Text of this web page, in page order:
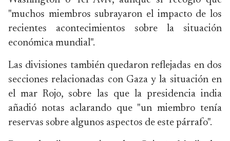
"muchos miembros subrayaron el impacto de los
recientes acontecimientos sobre la situación
económica mundial".
Las divisiones también quedaron reflejadas en dos
secciones relacionadas con Gaza y la situación en
el mar Rojo, sobre las que la presidencia india
añadió notas aclarando que "un miembro tenía
reservas sobre algunos aspectos de este párrafo".